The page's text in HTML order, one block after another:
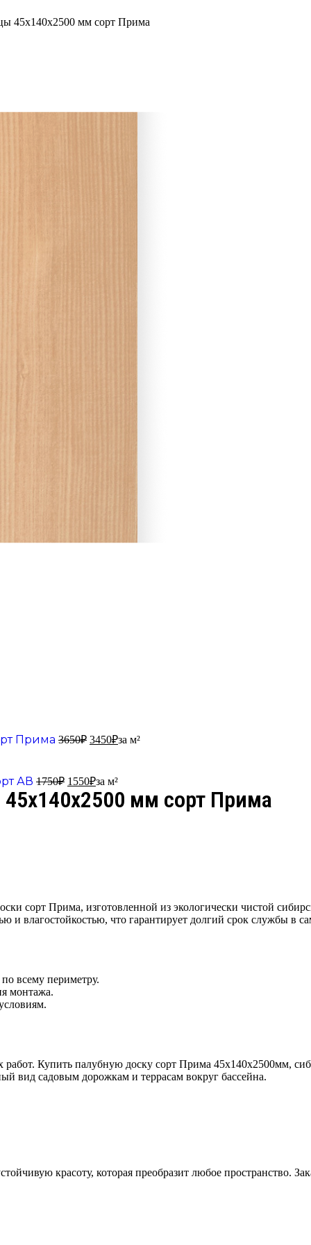
45х140х2500 мм сорт Прима
Прима 3650₽ 3450₽за м²
АВ 1750₽ 1550₽за м²
мм сорт Прима
сорт Прима, изготовленной из экологически чистой
и влагостойкостью, что гарантирует долгий срок службы в
всему периметру.
монтажа.
Купить палубную доску сорт Прима 45х140х2500мм,
вид садовым дорожкам и террасам вокруг бассейна.
красоту, которая преобразит любое пространство.